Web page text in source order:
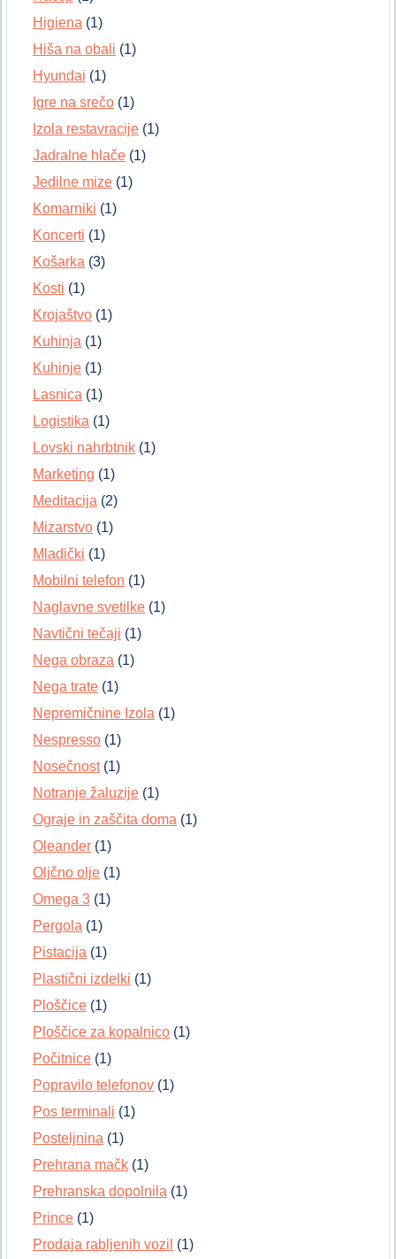
Higiena (1)
Hiša na obali (1)
Hyundai (1)
Igre na srečo (1)
Izola restavracije (1)
Jadralne hlače (1)
Jedilne mize (1)
Komarniki (1)
Koncerti (1)
Košarka (3)
Kosti (1)
Krojaštvo (1)
Kuhinja (1)
Kuhinje (1)
Lasnica (1)
Logistika (1)
Lovski nahrbtnik (1)
Marketing (1)
Meditacija (2)
Mizarstvo (1)
Mladički (1)
Mobilni telefon (1)
Naglavne svetilke (1)
Navtični tečaji (1)
Nega obraza (1)
Nega trate (1)
Nepremičnine Izola (1)
Nespresso (1)
Nosečnost(1)
Notranje žaluzije (1)
Ograje in zaščita doma (1)
Oleander (1)
Oljčno olje (1)
Omega 3 (1)
Pergola (1)
Pistacija (1)
Plastični izdelki (1)
Ploščice (1)
Ploščice za kopalnico (1)
Počitnice (1)
Popravilo telefonov (1)
Pos terminali (1)
Posteljnina (1)
Prehrana mačk (1)
Prehranska dopolnila (1)
Prince (1)
Prodaja rabljenih vozil (1)